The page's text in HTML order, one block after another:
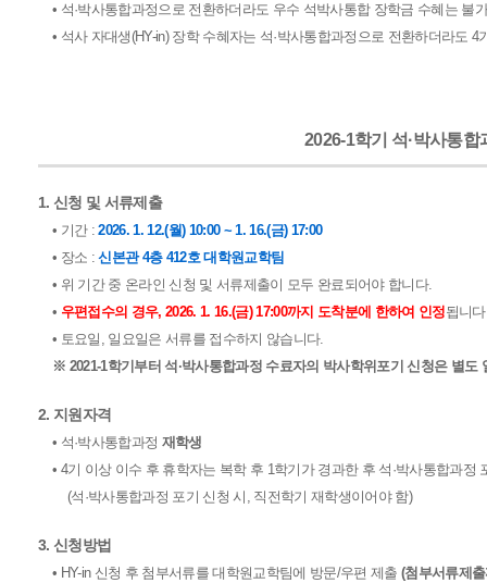
• 석·박사통합과정으로 전환하더라도 우수 석박사통합 장학금 수혜는 불
• 석사 자대생(HY-in) 장학 수혜자는 석·박사통합과정으로 전환하더라도
2026-1학기 석·박사통합
1. 신청 및 서류제출
• 기간 :2026. 1. 12.(월) 10:00 ~ 1. 16.(금) 17:00
• 장소 :신본관 4층 412호 대학원교학팀
• 위 기간 중 온라인 신청 및 서류제출이 모두 완료되어야 합니다.
• 우편접수의 경우, 2026. 1. 16.(금) 17:00까지 도착분에 한하여 인정됩니
• 토요일, 일요일은 서류를 접수하지 않습니다.
※ 2021-1학기부터 석·박사통합과정 수료자의 박사학위포기 신청은 별도
2. 지원자격
• 석·박사통합과정 재학생
• 4기 이상 이수 후 휴학자는 복학 후 1학기가 경과한 후 석·박사통합과정
(석·박사통합과정 포기 신청 시, 직전학기 재학생이어야 함)
3. 신청방법
• HY-in 신청 후 첨부서류를 대학원교학팀에 방문/우편 제출(첨부서류제